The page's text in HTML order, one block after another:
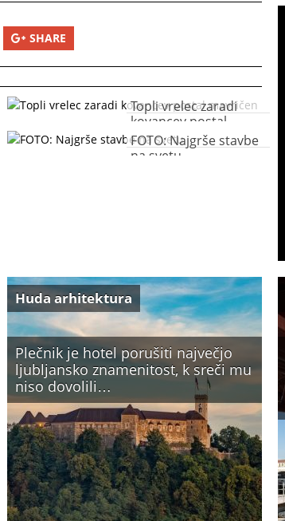
SHARE
Topli vrelec zaradi
kovancev postal
mavričen
FOTO: Najgrše stavbe
na svetu
Plečnik je hotel porušiti največjo
ljubljansko znamenitost, k sreči mu
niso dovolili…
Huda arhitektura